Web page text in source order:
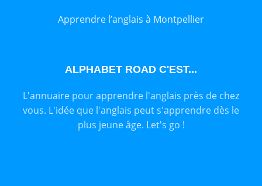
Apprendre l’anglais à Montpellier
ALPHABET ROAD C'EST...
L'annuaire pour apprendre l'anglais près de chez
vous. L'idée que l'anglais peut s'apprendre dès le
plus jeune âge. Let's go !